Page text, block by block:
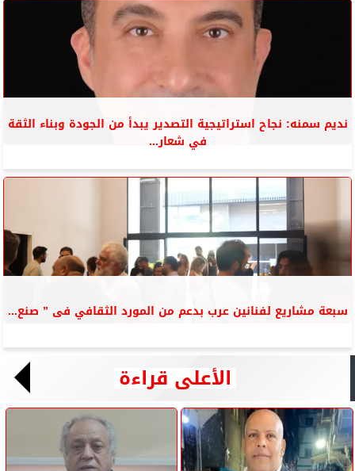
نديم سمنه: نجاح استراتيجية التصدير يبدأ من الجودة وبناء الثقة
في شعار...
سبعة مشاريع لفنانين عرب بدعم من المورد الثقافي فى ” صنع...
الأعلى قراءة